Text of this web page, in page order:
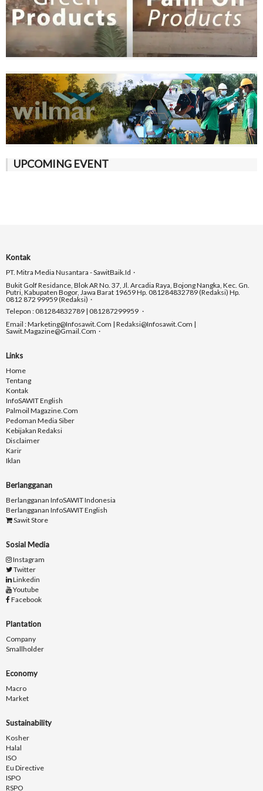
UPCOMING EVENT
Kontak
PT. Mitra Media Nusantara - SawitBaik.id
Bukit Golf Residance, Blok AR No. 37, Jl. Arcadia Raya, Bojong Nangka, Kec. Gn.
Putri, Kabupaten Bogor, Jawa Barat 19659 Hp. 081284832789 (Redaksi) Hp.
0812 872 99959 (Redaksi)
Telepon : 081284832789 | 081287299959
Email : Marketing@infosawit.com | Redaksi@infosawit.com |
Sawit.magazine@gmail.com
Links
Home
Tentang
Kontak
InfoSAWIT English
Palmoil Magazine.com
Pedoman Media Siber
Kebijakan Redaksi
Disclaimer
Karir
Iklan
Berlangganan
Berlangganan InfoSAWIT Indonesia
Berlangganan InfoSAWIT English
Sawit Store
Sosial Media
Instagram
Twitter
Linkedin
Youtube
Facebook
Plantation
Company
Smallholder
Economy
Macro
Market
Sustainability
Kosher
Halal
ISO
Eu Directive
ISPO
RSPO